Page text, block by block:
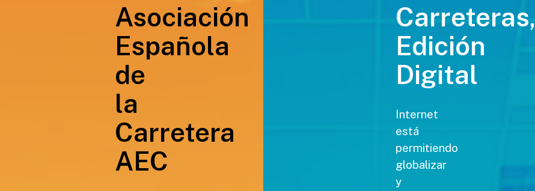
Asociación
Española
de
la
Carretera
AEC
Carreteras,
Edición
Digital
Internet
está
permitiendo
globalizar
y